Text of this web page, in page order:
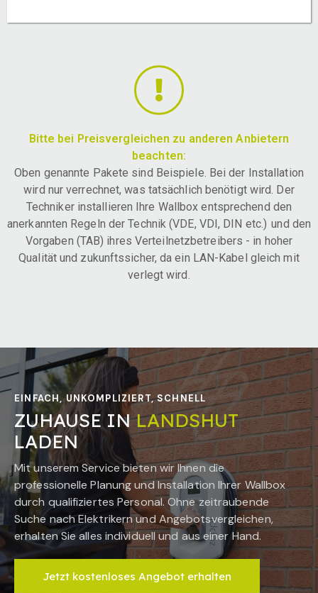
Bitte bei Preisvergleichen zu anderen Anbietern
beachten:
Oben genannte Pakete sind Beispiele. Bei der Installation
wird nur verrechnet, was tatsächlich benötigt wird. Der
Techniker installieren Ihre Wallbox entsprechend den
anerkannten Regeln der Technik (VDE, VDI, DIN etc.) und den
Vorgaben (TAB) ihres Verteilnetzbetreibers - in hoher
Qualität und zukunftssicher, da ein LAN-Kabel gleich mit
verlegt wird.
EINFACH, UNKOMPLIZIERT, SCHNELL
ZUHAUSE INLANDSHUT
LADEN
Mit unserem Service bieten wir Ihnen die
professionelle Planung und Installation Ihrer Wallbox
durch qualifiziertes Personal. Ohne zeitraubende
Suche nach Elektrikern und Angebotsvergleichen,
erhalten Sie alles individuell und aus einer Hand.
Jetzt kostenloses Angebot erhalten